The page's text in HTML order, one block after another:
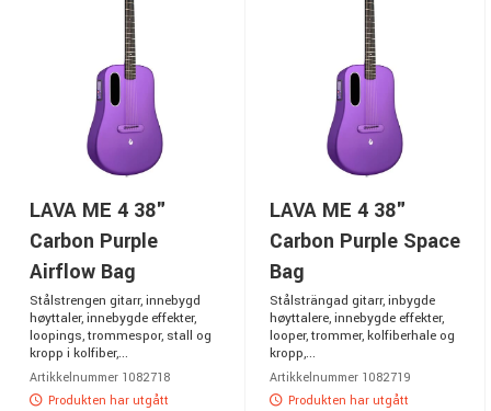
LAVA ME 4 38"
Carbon Purple
Airflow Bag
Stålstrengen gitarr, innebygd
høyttaler, innebygde effekter,
loopings, trommespor, stall og
kropp i kolfiber,...
Artikkelnummer 1082718
Produkten har utgått
LAVA ME 4 38"
Carbon Purple Space
Bag
Stålsträngad gitarr, inbygde
høyttalere, innebygde effekter,
looper, trommer, kolfiberhale og
kropp,...
Artikkelnummer 1082719
Produkten har utgått